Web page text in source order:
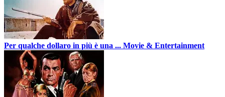
Per qualche dollaro in più è una ... Movie & Entertainment